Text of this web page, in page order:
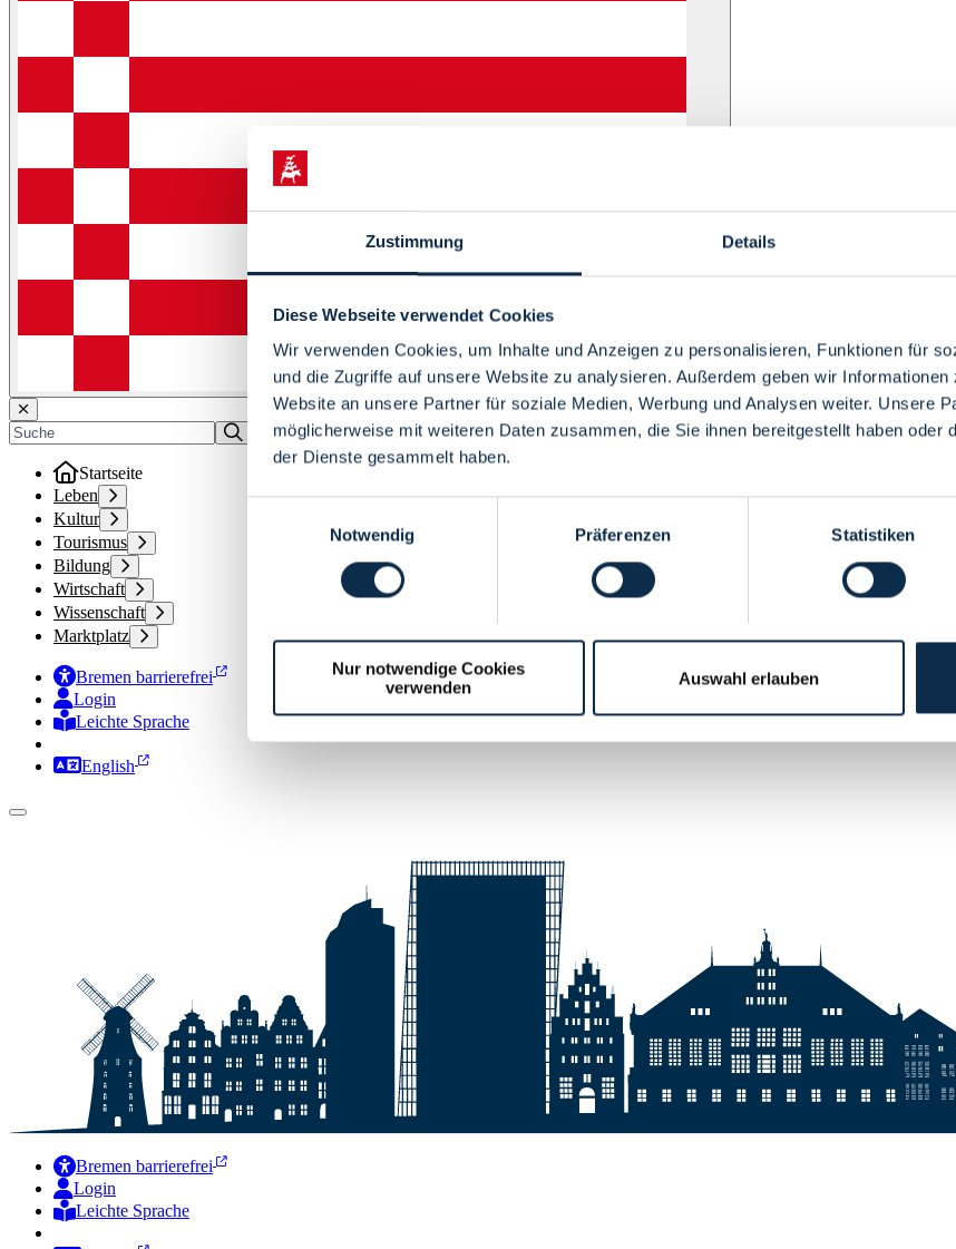
Zustimmung Details
Diese Webseite verwendet Cookies
Wir verwenden Cookies, um Inhalte und Anzeigen zu personalisieren, Funktionen für
und die Zugriffe auf unsere Website zu analysieren. Außerdem geben wir
Website an unsere Partner für soziale Medien, Werbung und Analysen weiter. Unsere
möglicherweise mit weiteren Daten zusammen, die Sie ihnen bereitgestellt haben oder
der Dienste gesammelt haben.
Notwendig
Präferenzen Statistiken
Nur notwendige Cookies
verwenden
Auswahl erlauben
Menü
Startseite
Leben
Kultur
Tourismus
Bildung
Wirtschaft
Wissenschaft
Marktplatz
Bremen barrierefrei
Login
Leichte Sprache
Zur Deutschen Gebärdensprache
English
Bremen barrierefrei
Login
Leichte Sprache